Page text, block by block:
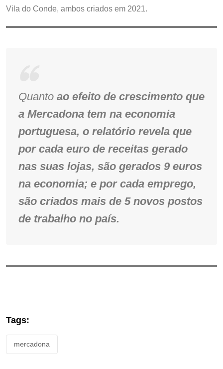
Vila do Conde, ambos criados em 2021.
Quanto ao efeito de crescimento que
a Mercadona tem na economia
portuguesa, o relatório revela que
por cada euro de receitas gerado
nas suas lojas, são gerados 9 euros
na economia; e por cada emprego,
são criados mais de 5 novos postos
de trabalho no país.
Tags:
mercadona